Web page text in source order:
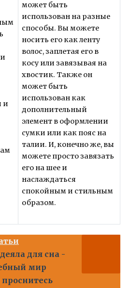
и
может быть
использован на разные
способы. Вы можете
носить его как ленту
волос, заплетая его в
косу или завязывая на
хвостик. Также он
может быть
использован как
дополнительный
элемент в оформлении
сумки или как пояс на
талии. И, конечно же, вы
можете просто завязать
его на шее и
наслаждаться
спокойным и стильным
образом.
для сна -
мир
проснитесь